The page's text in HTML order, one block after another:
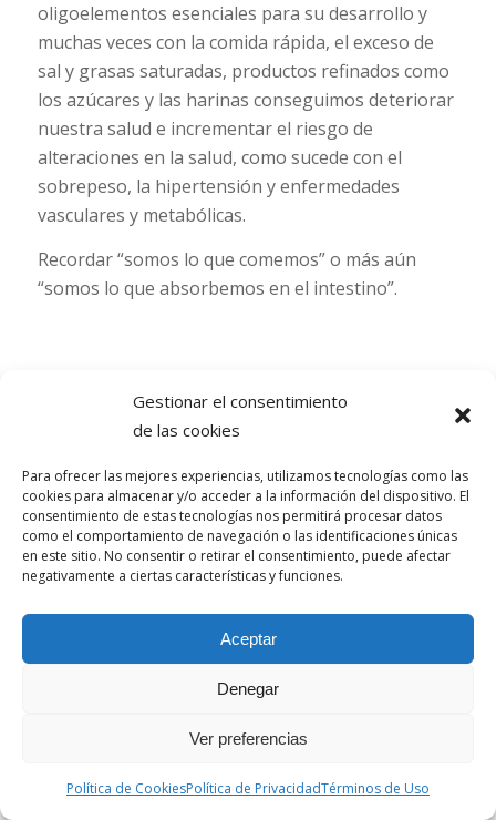
Gestionar el consentimiento
de las cookies
Para ofrecer las mejores experiencias, utilizamos tecnologías como las
cookies para almacenar y/o acceder a la información del dispositivo. El
consentimiento de estas tecnologías nos permitirá procesar datos
como el comportamiento de navegación o las identificaciones únicas
en este sitio. No consentir o retirar el consentimiento, puede afectar
negativamente a ciertas características y funciones.
Aceptar
Denegar
Ver preferencias
Política de CookiesPolítica de PrivacidadTérminos de Uso
oligoelementos esenciales para su desarrollo y
muchas veces con la comida rápida, el exceso de
sal y grasas saturadas, productos refinados como
los azúcares y las harinas conseguimos deteriorar
nuestra salud e incrementar el riesgo de
alteraciones en la salud, como sucede con el
sobrepeso, la hipertensión y enfermedades
vasculares y metabólicas.
Recordar “somos lo que comemos” o más aún
“somos lo que absorbemos en el intestino”.
ABORDAJE NUTRICIONAL EN LAS
ENFERMEDADES REUMÁTICAS
Dieta ,Salud / porM4
La enfermedad reumática es un trastorno que
afecta a las articulaciones y tiene más de 100
pérdida de función del tejido conjuntivo y
articulaciones, tendones, ligamentos, huesos,
músculos e incluso órganos internos.
Algunas de ellas tienen un componente directo
paciente por error ataca a los tejidos sanos del